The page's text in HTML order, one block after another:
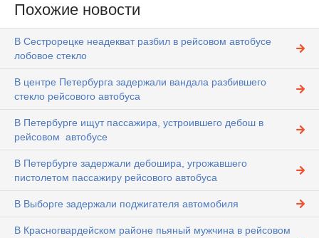
Похожие новости
В Сестрорецке неадекват разбил в рейсовом автобусе
лобовое стекло
В центре Петербурга задержали вандала разбившего
стекло рейсового автобуса
В Петербурге ищут пассажира, устроившего дебош в
рейсовом автобусе
В Петербурге задержали дебошира, угрожавшего
пистолетом пассажиру рейсового автобуса
В Выборге задержали поджигателя автомобиля
В Красногвардейском районе пьяный мужчина в рейсовом